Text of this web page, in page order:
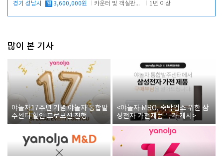
경기 성남시 월 3,600,000원 카운터 및 객실관리 전반 1년 이상
많이 본 기사
야놀자17주년 기념 야놀자 통합발
주센터 할인 프로모션 진행
<야놀자 MRO, 숙박업소 위한 삼
성전자 가전제품 특가 개시>